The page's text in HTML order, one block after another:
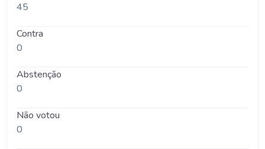
45
Contra
0
Abstenção
0
Não votou
0